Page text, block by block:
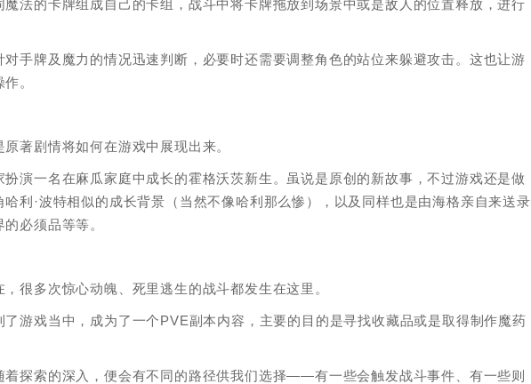
法的卡牌组成自己的卡组，战斗中将卡牌拖放到场景中或是敌人的位置释放，进行
手牌及魔力的情况迅速判断，必要时还需要调整角色的站位来躲避攻击。这也让游
。
著剧情将如何在游戏中展现出来。
演一名在麻瓜家庭中成长的霍格沃茨新生。虽说是原创的新故事，不过游戏还是做
利·波特相似的成长背景（当然不像哈利那么惨），以及同样也是由海格亲自来送录
必须品等等。
很多次惊心动魄、死里逃生的战斗都发生在这里。
了游戏当中，成为了一个PVE副本内容，主要的目的是寻找收藏品或是取得制作魔药
着探索的深入，便会有不同的路径供我们选择——有一些会触发战斗事件、有一些则